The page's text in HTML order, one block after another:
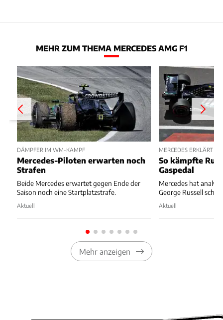
MEHR ZUM THEMA MERCEDES AMG F1
DÄMPFER IM WM-KAMPF
Mercedes-Piloten erwarten noch
Strafen
Beide Mercedes erwartet gegen Ende der
Saison noch eine Startplatzstrafe.
Aktuell
MERCEDES ERKLÄRT
So kämpfte
Gaspedal
Mercedes hat
George Russell
Aktuell
Mehr anzeigen